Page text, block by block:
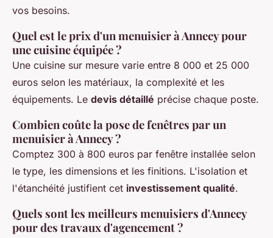
vos besoins.
Quel est le prix d'un menuisier à Annecy pour
une cuisine équipée ?
Une cuisine sur mesure varie entre 8 000 et 25 000
euros selon les matériaux, la complexité et les
équipements. Le devis détaillé précise chaque poste.
Combien coûte la pose de fenêtres par un
menuisier à Annecy ?
Comptez 300 à 800 euros par fenêtre installée selon
le type, les dimensions et les finitions. L'isolation et
l'étanchéité justifient cet investissement qualité.
Quels sont les meilleurs menuisiers d'Annecy
pour des travaux d'agencement ?